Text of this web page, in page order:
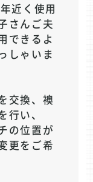
近く使用
さんご夫
できるよ
しゃいま
交換、襖
行い、
の位置が
更をご希